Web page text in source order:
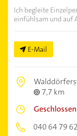
Ich begleite
einfühlsam und auf
E-Mail
7,7 km
Geschlossen
040 64 79